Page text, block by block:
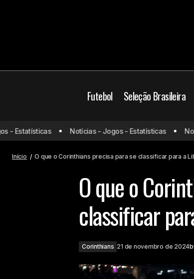
Futebol Seleção Brasileira
CR7 na Europa de novo? Mourinho
tenta convencer o craque
Estatísticas Notícias - Jogos - Estatísticas
Início O que o Corinthians precisa para se classificar para a
O que o
classificar
Corinthians 21 de novembro de 2024